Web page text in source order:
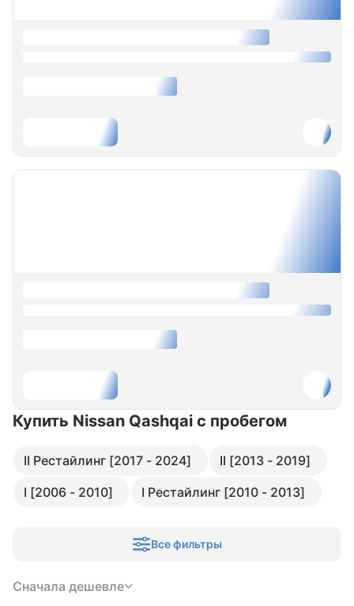
Купить Nissan Qashqai с пробегом
II Рестайлинг [2017 - 2024]
II [2013 - 2019]
I [2006 - 2010]
I Рестайлинг [2010 - 2013]
Все фильтры
Сначала дешевле